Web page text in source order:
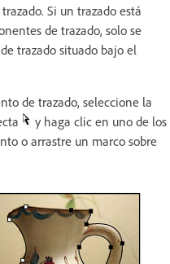
Si un trazado está
de trazado, solo se
trazado situado bajo el
de trazado, seleccione la
y haga clic en uno de los
o arrastre un marco sobre